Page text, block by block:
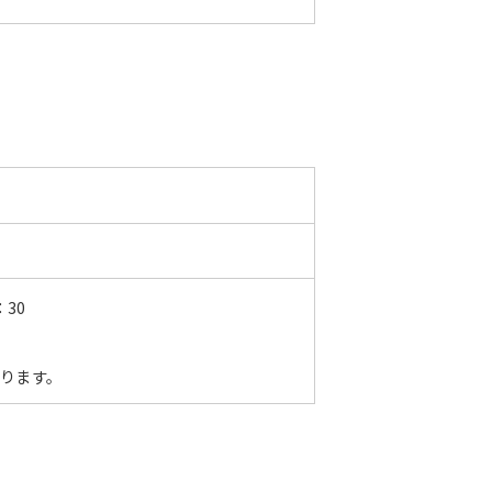
30
ます。